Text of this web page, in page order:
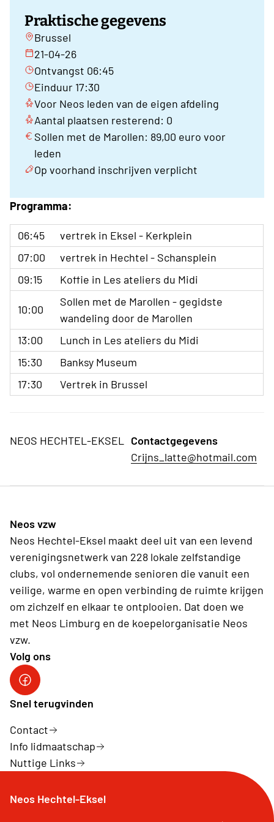
Praktische gegevens
Brussel
21-04-26
Ontvangst 06:45
Einduur 17:30
Voor Neos leden van de eigen afdeling
Aantal plaatsen resterend: 0
Sollen met de Marollen: 89,00 euro voor
leden
Op voorhand inschrijven verplicht
Programma:
06:45
vertrek in Eksel - Kerkplein
07:00
vertrek in Hechtel - Schansplein
09:15
Koffie in Les ateliers du Midi
10:00
Sollen met de Marollen - gegidste
wandeling door de Marollen
13:00
Lunch in Les ateliers du Midi
15:30
Banksy Museum
17:30
Vertrek in Brussel
NEOS HECHTEL-EKSEL Contactgegevens
Crijns_latte@hotmail.com
Neos vzw
Neos Hechtel-Eksel maakt deel uit van een levend
verenigingsnetwerk van 228 lokale zelfstandige
clubs, vol ondernemende senioren die vanuit een
veilige, warme en open verbinding de ruimte krijgen
om zichzelf en elkaar te ontplooien. Dat doen we
met Neos Limburg en de koepelorganisatie Neos
vzw.
Volg ons
Snel terugvinden
Contact
Info lidmaatschap
Nuttige Links
Neos Hechtel-Eksel